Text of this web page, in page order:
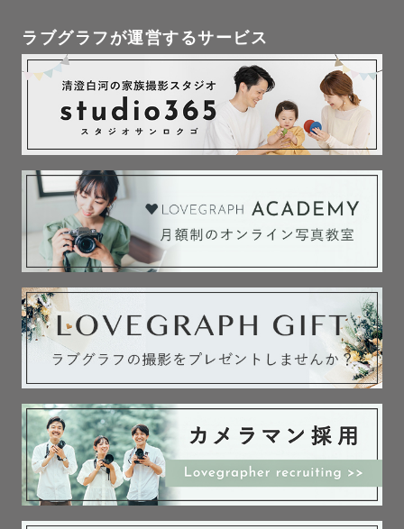
ラブグラフが運営するサービス